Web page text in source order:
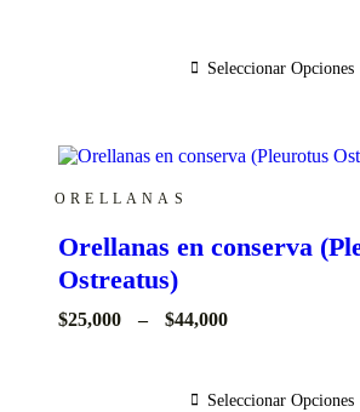
through
$115,000
Seleccionar Opciones
ORELLANAS
Orellanas en conserva
Ostreatus)
$25,000 – $44,000Price
through
Seleccionar Opciones